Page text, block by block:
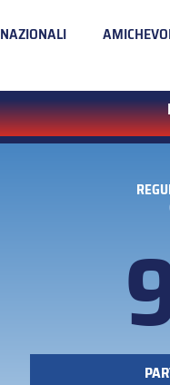
NAZIONALI